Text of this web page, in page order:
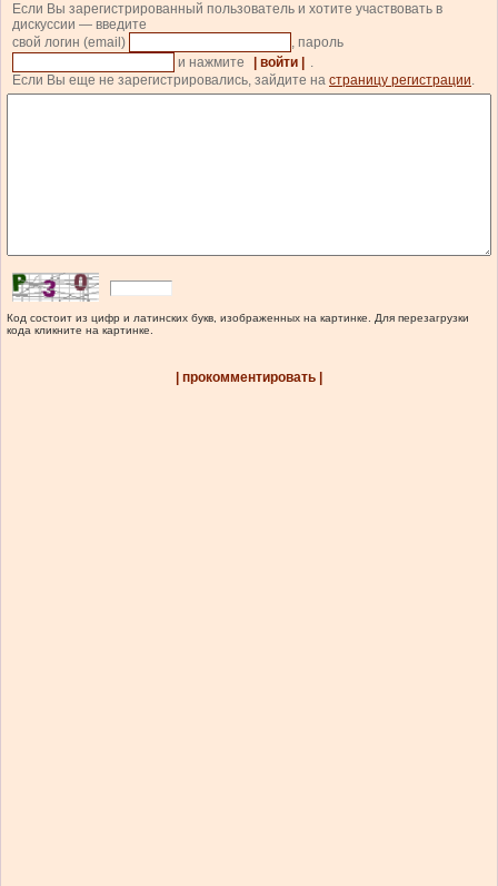
Если Вы зарегистрированный пользователь и хотите участвовать в
дискуссии — введите
свой логин (email)
, пароль
и нажмите
| войти |
.
Если Вы еще не зарегистрировались, зайдите на страницу регистрации.
Код состоит из цифр и латинских букв, изображенных на картинке. Для перезагрузки
кода кликните на картинке.
| прокомментировать |